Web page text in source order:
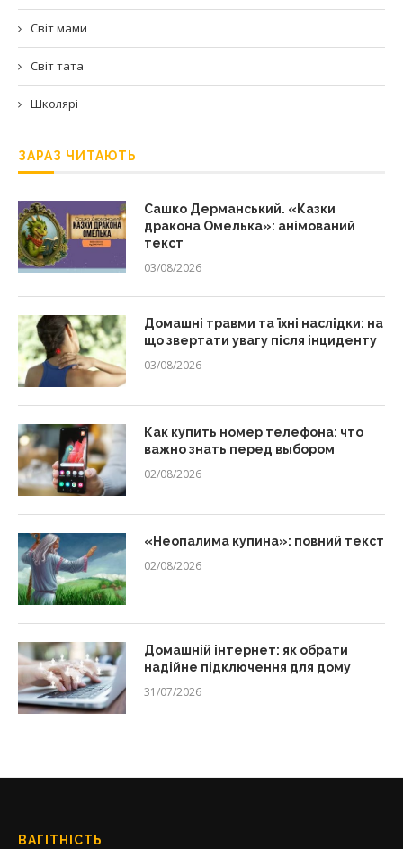
Світ мами
Світ тата
Школярі
ЗАРАЗ ЧИТАЮТЬ
Сашко Дерманський. «Казки
дракона Омелька»: анімований
текст
03/08/2026
Домашні травми та їхні наслідки: на
що звертати увагу після інциденту
03/08/2026
Как купить номер телефона: что
важно знать перед выбором
02/08/2026
«Неопалима купина»: повний текст
02/08/2026
Домашній інтернет: як обрати
надійне підключення для дому
31/07/2026
ВАГІТНІСТЬ